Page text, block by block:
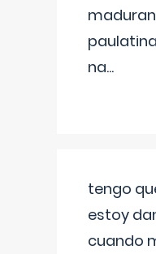
na...
tengo
estoy
cuando